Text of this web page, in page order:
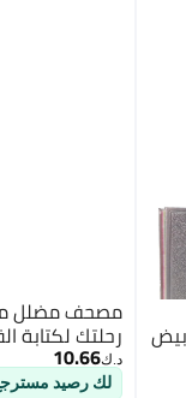
مصحف مضلل
رحلتك لكتابة
د.ك‏10.66
لك رصيد مسترجع